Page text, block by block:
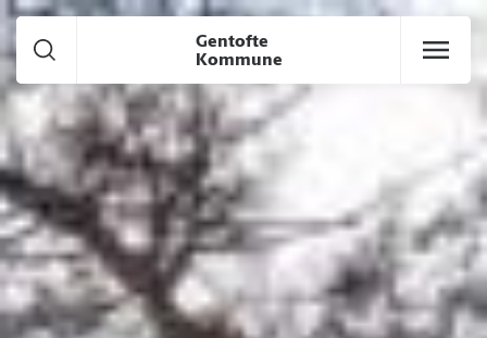
Gå til hoved indhold
Gentofte
Kommune